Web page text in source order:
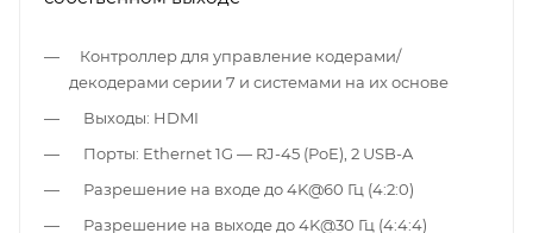
Контроллер для управление кодерами/
декодерами серии 7 и системами на их основе
Выходы: HDMI
Порты: Ethernet 1G — RJ-45 (PoE), 2 USB-A
Разрешение на входе до 4K@60 Гц (4:2:0)
Разрешение на выходе до 4K@30 Гц (4:4:4)